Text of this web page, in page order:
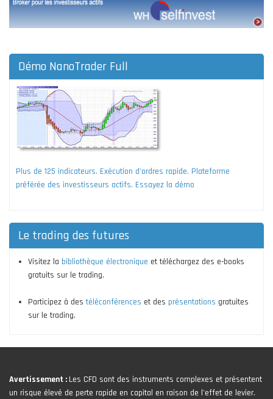
Démo NanoTrader Full
Plus de 125 indicateurs. Exécution d'ordres rapide. Plateforme
préférée des investisseurs actifs. Essayez la démo
Le trading des futures
Visitez la bibliothèque électronique et téléchargez des e-books
gratuits sur le trading.
Participez à destéléconférences et des présentations gratuites
sur le trading.
Avertissement : Les CFD sont des instruments complexes et présentent
un risque élevé de perte rapide en capital en raison de l'effet de levier.